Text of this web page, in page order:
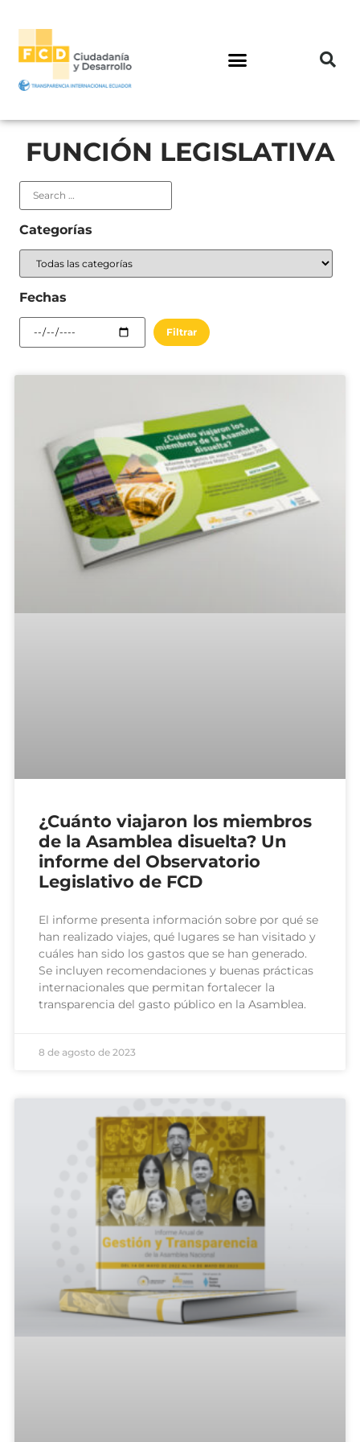
FUNCIÓN LEGISLATIVA
Categorías
Fechas
¿Cuánto viajaron los miembros
de la Asamblea disuelta? Un
informe del Observatorio
Legislativo de FCD
El informe presenta información sobre por qué se
han realizado viajes, qué lugares se han visitado y
cuáles han sido los gastos que se han generado.
Se incluyen recomendaciones y buenas prácticas
internacionales que permitan fortalecer la
transparencia del gasto público en la Asamblea.
8 de agosto de 2023